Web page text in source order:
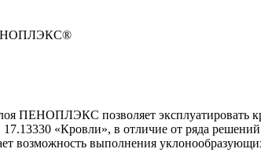
ПЕНОПЛЭКС позволяет эксплуатировать
«Кровли», в отличие от ряда
возможность выполнения